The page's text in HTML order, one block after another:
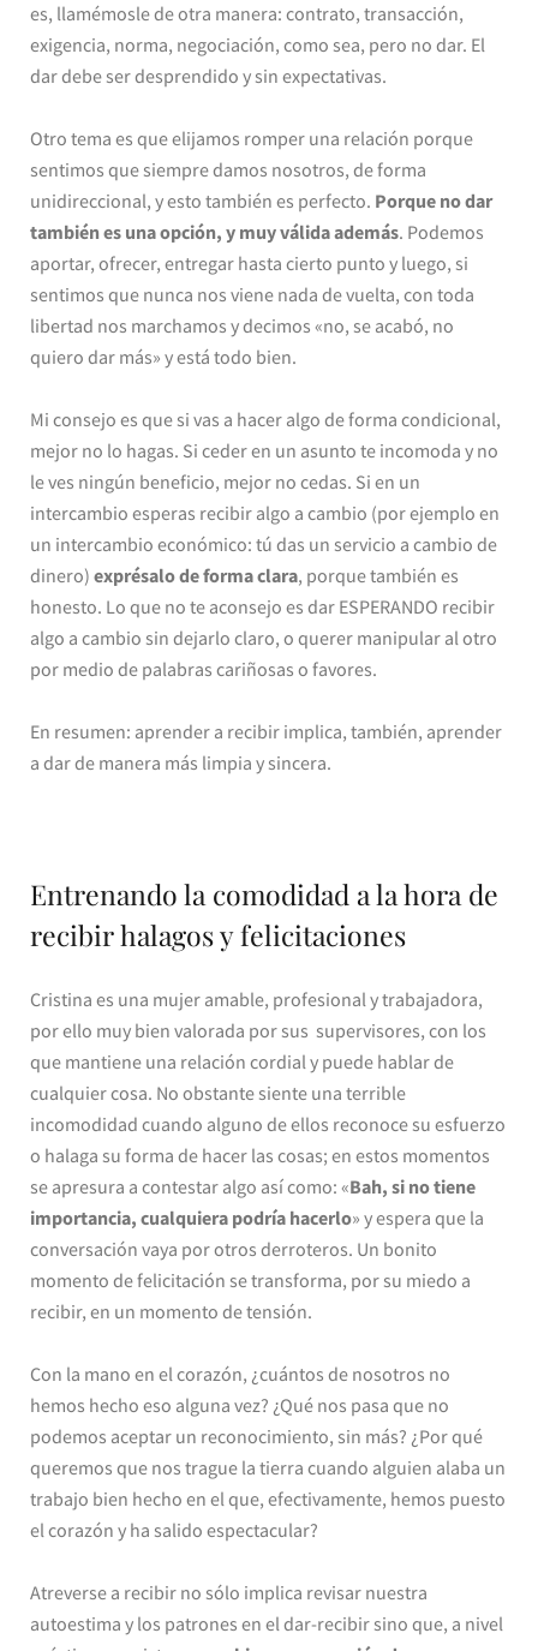
es, llamémosle de otra manera: contrato, transacción,
exigencia, norma, negociación, como sea, pero no dar. El
dar debe ser desprendido y sin expectativas.
Otro tema es que elijamos romper una relación porque
sentimos que siempre damos nosotros, de forma
unidireccional, y esto también es perfecto. Porque no dar
también es una opción, y muy válida además. Podemos
aportar, ofrecer, entregar hasta cierto punto y luego, si
sentimos que nunca nos viene nada de vuelta, con toda
libertad nos marchamos y decimos «no, se acabó, no
quiero dar más» y está todo bien.
Mi consejo es que si vas a hacer algo de forma condicional,
mejor no lo hagas. Si ceder en un asunto te incomoda y no
le ves ningún beneficio, mejor no cedas. Si en un
intercambio esperas recibir algo a cambio (por ejemplo en
un intercambio económico: tú das un servicio a cambio de
dinero) exprésalo de forma clara, porque también es
honesto. Lo que no te aconsejo es dar ESPERANDO recibir
algo a cambio sin dejarlo claro, o querer manipular al otro
por medio de palabras cariñosas o favores.
En resumen: aprender a recibir implica, también, aprender
a dar de manera más limpia y sincera.
Entrenando la comodidad a la hora de
recibir halagos y felicitaciones
Cristina es una mujer amable, profesional y trabajadora,
por ello muy bien valorada por sus supervisores, con los
que mantiene una relación cordial y puede hablar de
cualquier cosa. No obstante siente una terrible
incomodidad cuando alguno de ellos reconoce su esfuerzo
o halaga su forma de hacer las cosas; en estos momentos
se apresura a contestar algo así como: «Bah, si no tiene
importancia, cualquiera podría hacerlo» y espera que la
conversación vaya por otros derroteros. Un bonito
momento de felicitación se transforma, por su miedo a
recibir, en un momento de tensión.
Con la mano en el corazón, ¿cuántos de nosotros no
hemos hecho eso alguna vez? ¿Qué nos pasa que no
podemos aceptar un reconocimiento, sin más? ¿Por qué
queremos que nos trague la tierra cuando alguien alaba un
trabajo bien hecho en el que, efectivamente, hemos puesto
el corazón y ha salido espectacular?
Atreverse a recibir no sólo implica revisar nuestra
autoestima y los patrones en el dar-recibir sino que, a nivel